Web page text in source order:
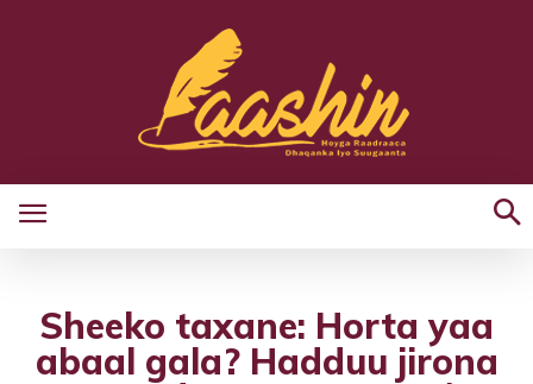
Sheeko taxane: Horta yaa
abaal gala? Hadduu jirona